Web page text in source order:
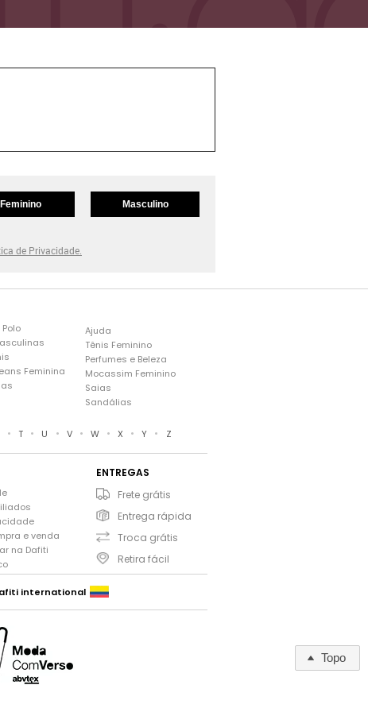
Topo
Feminino Masculino
de Privacidade.
Feminina
Ajuda
Tênis Feminino
Perfumes e Beleza
Mocassim Feminino
Saias
Sandálias
• T • U • V • W • X • Y • Z
e venda
na Dafiti
ENTREGAS
Frete grátis
Entrega rápida
Troca grátis
Retira fácil
international